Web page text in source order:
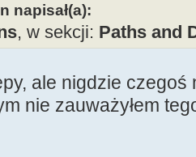
napisał(a):
, w sekcji: Paths and
ale nigdzie czegoś
nie zauważyłem